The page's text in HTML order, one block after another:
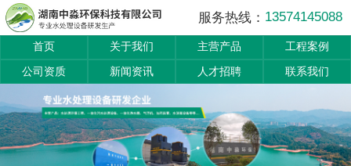
服务热线： 13574145088
首页 关于我们 主营产品
工程案例
公司资质
新闻资讯 人才招聘 联系我们